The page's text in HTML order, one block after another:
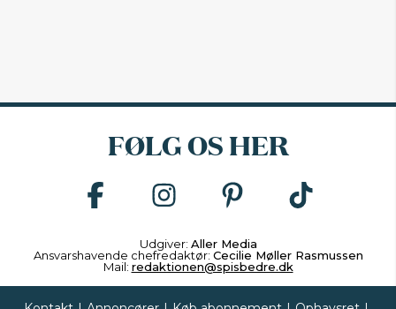
FØLG OS HER
Udgiver: Aller Media
Ansvarshavende chefredaktør: Cecilie Møller Rasmussen
Mail: redaktionen@spisbedre.dk